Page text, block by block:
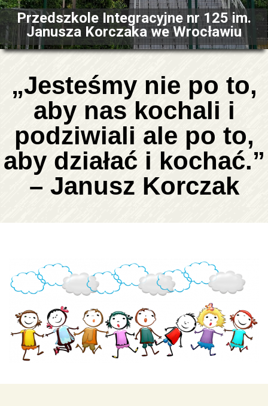
Przedszkole Integracyjne nr 125 im.
Janusza Korczaka we Wrocławiu
„Jesteśmy nie po to,
aby nas kochali i
podziwiali ale po to,
aby działać i kochać.”
– Janusz Korczak